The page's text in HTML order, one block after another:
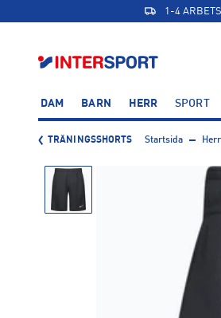
1-4
DAM BARN HERR SPORT
TRÄNINGSSHORTS Startsida Herr